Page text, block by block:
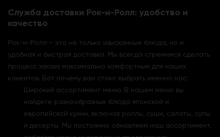
Служба доставки Рок-н-Ролл: удобство и
качество
Рок-н-Ролл – это не только изысканные блюда, но и
удобная и быстрая доставка. Мы всегда стремимся сделать
процесс заказа максимально комфортным для наших
клиентов. Вот почему вам стоит выбрать именно нас:
Широкий ассортимент меню. В нашем меню вы
найдете разнообразные блюда японской и
европейской кухни, включая роллы, суши, салаты, супы
и десерты. Мы постоянно обновляем наш ассортимент,